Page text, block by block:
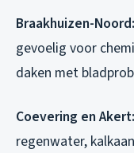
Braakhuizen-Noord:
gevoelig voor
daken met
Coevering en Akert:
regenwater,